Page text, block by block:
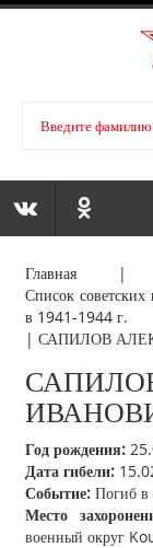
Главная
Список
в 1941-1944 г.
|САПИЛОВ
Год рождения:
Дата гибели:
Событие: Погиб
Место
военный округ